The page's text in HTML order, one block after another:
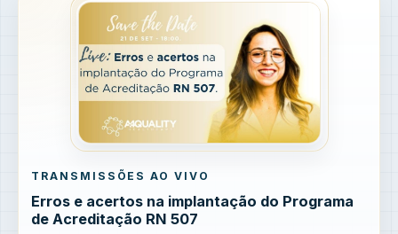
TRANSMISSÕES AO VIVO
Erros e acertos na implantação do Programa
de Acreditação RN 507